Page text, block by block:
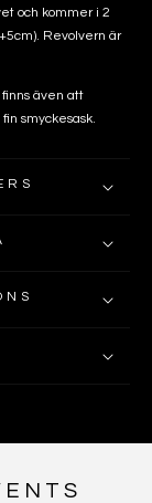
och kommer i 2
Revolvern är
även att
smyckesask.